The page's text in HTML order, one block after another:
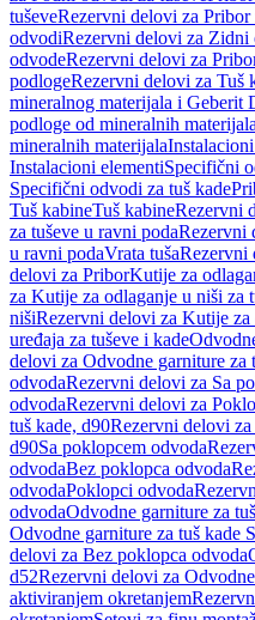
tuševeRezervni delovi za Pribor
odvodiRezervni delovi za Zidni
odvodeRezervni delovi za
podlogeRezervni delovi za Tuš
mineralnog materijala i Geberit
podloge od mineralnih materijala
mineralnih materijala
Instalacioni elementiSpecifični
Specifični odvodi za tuš kade
Tuš kabineTuš kabineRezervni
za tuševe u ravni podaRezervni
u ravni podaVrata tušaRezervni
delovi za PriborKutije za
za Kutije za odlaganje u niši za
nišiRezervni delovi za Kutije za
uređaja za tuševe i kade
delovi za Odvodne garniture za
odvodaRezervni delovi za Sa
odvodaRezervni delovi za
tuš kade, d90Rezervni delovi
d90Sa poklopcem odvoda
odvodaBez poklopca odvoda
odvodaPoklopci odvoda
odvodaOdvodne garniture za
Odvodne garniture za tuš kade
delovi za Bez poklopca odvoda
d52Rezervni delovi za
aktiviranjem okretanjem